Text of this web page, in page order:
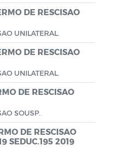
de Educação
de Habitação -
de Saúde
Desenvolvimento
e Pesqueiro de
AR
do Idoso (COMID)
DE RESCISAO
UNILATERAL.
DE RESCISAO
UNILATERAL.
DE RESCISAO
SOUSP.
DE RESCISAO
SEDUC.195 2019